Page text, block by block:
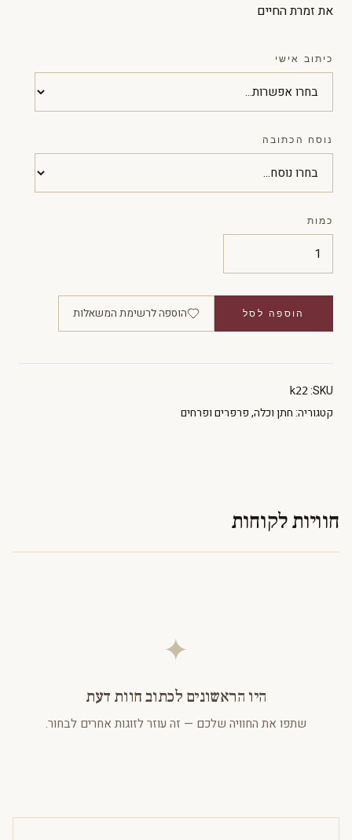
את זמרת החיים
כיתוב אישי
נוסח הכתובה
כמות
הוספה לסל הוספה לרשימת המשאלות
SKU:
k22
קטגוריה:חתן וכלה,פרפרים ופרחים
חוויות לקוחות
✦
היו הראשונים לכתוב חוות דעת
שתפו את החוויה שלכם — זה עוזר לזוגות אחרים לבחור.